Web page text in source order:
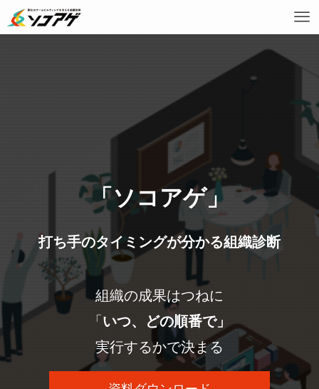
「ソコアゲ」
打ち手のタイミングが分かる組織診断
組織の成果はつねに
「 いつ、どの順番で」
実行するかで決まる